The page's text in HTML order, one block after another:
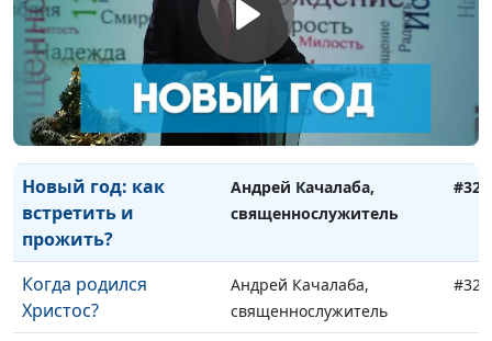
Крещение Господне
Андрей Качалаба,
священнослужитель
Международный
день студента
Андрей Качалаба,
священнослужитель
#325
Новый год: как
встретить и
прожить?
Андрей Качалаба,
священнослужитель
#324
Когда родился
Христос?
Андрей Качалаба,
священнослужитель
#323